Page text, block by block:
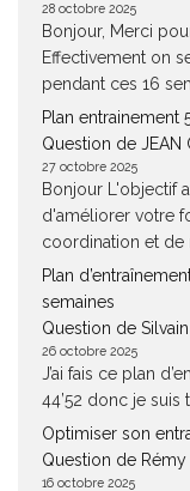
28 octobre 2025
Bonjour, Merci
Effectivement on
pendant ces 16
Plan entrainement
Question de JEAN
27 octobre 2025
Bonjour L'objectif
d'améliorer votre
coordination et de
Plan
semaines
Question de Silvain
26 octobre 2025
J’ai fais ce plan
44’52 donc je suis
Optimiser son
Question de Rémy
16 octobre 2025